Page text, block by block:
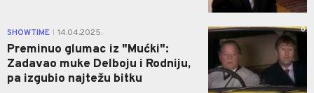
SHOWTIME 14.04.2025.
Preminuo glumac iz "Mućki":
Zadavao muke Delboju i Rodniju,
pa izgubio najtežu bitku
0